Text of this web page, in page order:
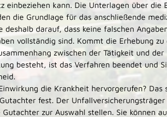
einbeziehen kann. Die Unterlagen über die
die Grundlage für das anschließende
deshalb darauf, dass keine falschen
vollständig sind. Kommt die Erhebung zu
zwischen der Tätigkeit und der
besteht, ist das Verfahren beendet und
die Krankheit hervorgerufen? Das
fest. Der Unfallversicherungsträger
Gutachter zur Auswahl stellen. Sie können